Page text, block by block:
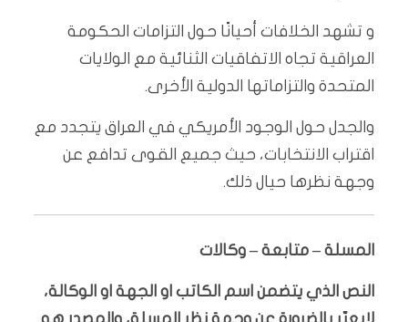
و تشهد الخلافات أحيانًا حول التزامات الحكومة
العراقية تجاه الاتفاقيات الثنائية مع الولايات
المتحدة والتزاماتها الدولية الأخرى.
والجدل حول الوجود الأمريكي في العراق يتجدد مع
اقتراب الانتخابات، حيث جميع القوى تدافع عن
وجهة نظرها حيال ذلك.
المسلة – متابعة – وكالات
النص الذي يتضمن اسم الكاتب او الجهة او الوكالة،